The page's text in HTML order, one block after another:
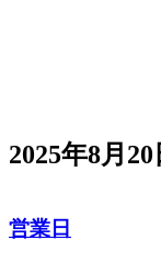
2025年8月20
営業日